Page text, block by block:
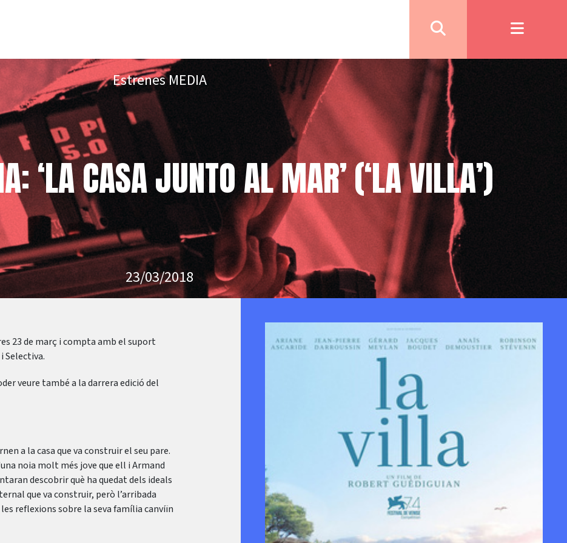
Estrenes MEDIA
‘LA CASA JUNTO AL MAR’ (‘LA VILLA’)
23/03/2018
23 de març i compta amb el suport
Selectiva.
veure també a la darrera edició del
a la casa que va construir el seu pare.
noia molt més jove que ell i Armand
descobrir què ha quedat dels ideals
que va construir, però l’arribada
reflexions sobre la seva família canviïn